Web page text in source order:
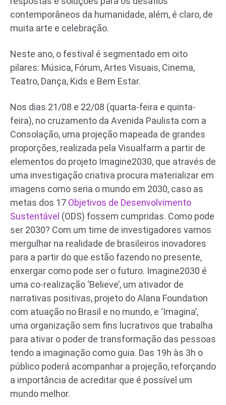
contemporâneos da humanidade, além, é claro, de
muita arte e celebração.
Neste ano, o festival é segmentado em oito
pilares: Música, Fórum, Artes Visuais, Cinema,
Teatro, Dança, Kids e Bem Estar.
Nos dias 21/08 e 22/08 (quarta-feira e quinta-
feira), no cruzamento da Avenida Paulista com a
Consolação, uma projeção mapeada de grandes
proporções, realizada pela Visualfarm a partir de
elementos do projeto Imagine2030, que através de
uma investigação criativa procura materializar em
imagens como seria o mundo em 2030, caso as
metas dos 17 Objetivos de Desenvolvimento
Sustentável (ODS) fossem cumpridas. Como pode
ser 2030? Com um time de investigadores vamos
mergulhar na realidade de brasileiros inovadores
para a partir do que estão fazendo no presente,
enxergar como pode ser o futuro. Imagine2030 é
uma co-realização ‘Believe’, um ativador de
narrativas positivas, projeto do Alana Foundation
com atuação no Brasil e no mundo, e ‘Imagina’,
uma organização sem fins lucrativos que trabalha
para ativar o poder de transformação das pessoas
tendo a imaginação como guia. Das 19h às 3h o
público poderá acompanhar a projeção, reforçando
a importância de acreditar que é possível um
mundo melhor.